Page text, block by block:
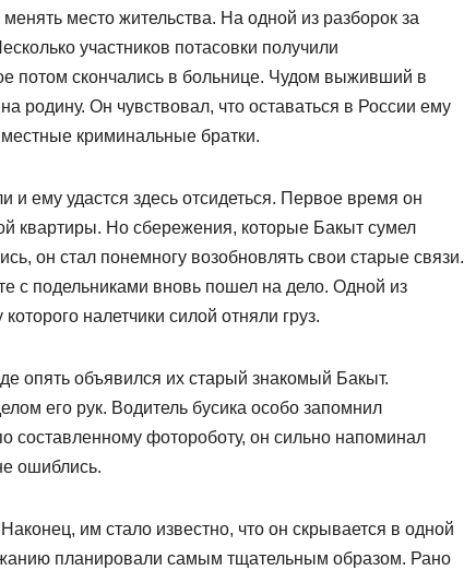
место жительства. На одной из разборок за
участников потасовки получили
потом скончались в больнице. Чудом выживший в
родину. Он чувствовал, что оставаться в России ему
местные криминальные братки.
ему удастся здесь отсидеться. Первое время он
квартиры. Но сбережения, которые Бакыт сумел
он стал понемногу возобновлять свои старые связи.
с подельниками вновь пошел на дело. Одной из
налетчики силой отняли груз.
опять объявился их старый знакомый Бакыт.
его рук. Водитель бусика особо запомнил
составленному фотороботу, он сильно напоминал
ошиблись.
им стало известно, что он скрывается в одной
планировали самым тщательным образом. Рано